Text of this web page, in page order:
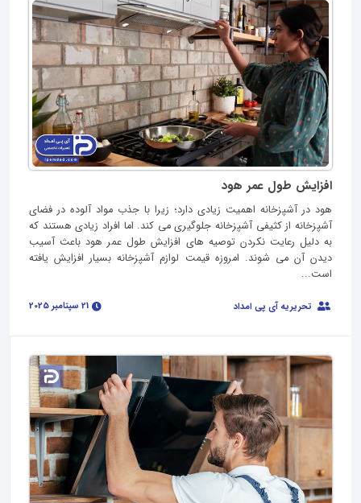
افزایش طول عمر هود
هود در آشپزخانه اهمیت زیادی دارد؛ زیرا با جذب مواد آلوده در فضای
آشپزخانه از کثیفی آشپزخانه جلوگیری می کند. اما افراد زیادی هستند که
به دلیل رعایت نکردن توصیه های افزایش طول عمر هود باعث آسیب
دیدن آن می شوند. امروزه قیمت لوازم آشپزخانه بسیار افزایش یافته
است...
تحریریه آی پی امداد